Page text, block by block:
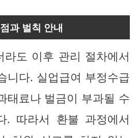
과 벌칙 안내
라도 이후 관리 절차에서
니다. 실업급여 부정수급
태료나 벌금이 부과될 수
. 따라서 환불 과정에서